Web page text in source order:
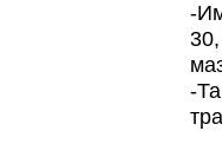
-
-